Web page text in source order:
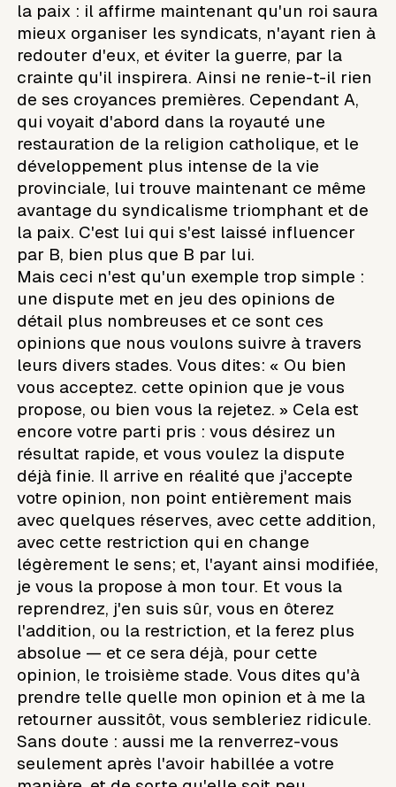
la paix : il affirme maintenant qu'un roi saura
mieux organiser les syndicats, n'ayant rien à
redouter d'eux, et éviter la guerre, par la
crainte qu'il inspirera. Ainsi ne renie-t-il rien
de ses croyances premières. Cependant A,
qui voyait d'abord dans la royauté une
restauration de la religion catholique, et le
développement plus intense de la vie
provinciale, lui trouve maintenant ce même
avantage du syndicalisme triomphant et de
la paix. C'est lui qui s'est laissé influencer
par B, bien plus que B par lui.
Mais ceci n'est qu'un exemple trop simple :
une dispute met en jeu des opinions de
détail plus nombreuses et ce sont ces
opinions que nous voulons suivre à travers
leurs divers stades. Vous dites: « Ou bien
vous acceptez. cette opinion que je vous
propose, ou bien vous la rejetez. » Cela est
encore votre parti pris : vous désirez un
résultat rapide, et vous voulez la dispute
déjà finie. Il arrive en réalité que j'accepte
votre opinion, non point entièrement mais
avec quelques réserves, avec cette addition,
avec cette restriction qui en change
légèrement le sens; et, l'ayant ainsi modifiée,
je vous la propose à mon tour. Et vous la
reprendrez, j'en suis sûr, vous en ôterez
l'addition, ou la restriction, et la ferez plus
absolue — et ce sera déjà, pour cette
opinion, le troisième stade. Vous dites qu'à
prendre telle quelle mon opinion et à me la
retourner aussitôt, vous sembleriez ridicule.
Sans doute : aussi me la renverrez-vous
seulement après l'avoir habillée a votre